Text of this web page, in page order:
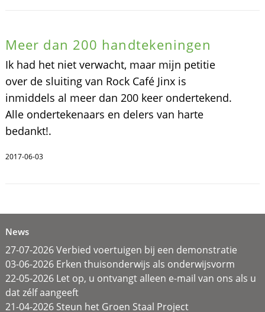
Meer dan 200 handtekeningen
Ik had het niet verwacht, maar mijn petitie
over de sluiting van Rock Café Jinx is
inmiddels al meer dan 200 keer ondertekend.
Alle ondertekenaars en delers van harte
bedankt!.
2017-06-03
News
27-07-2026 Verbied voertuigen bij een demonstratie
03-06-2026 Erken thuisonderwijs als onderwijsvorm
22-05-2026 Let op, u ontvangt alleen e-mail van ons als u
dat zélf aangeeft
21-04-2026 Steun het Groen Staal Project